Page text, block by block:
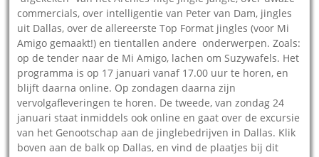
commercials, over intelligentie van Peter van Dam, jingles
uit Dallas, over de allereerste Top Format jingles (voor Mi
Amigo gemaakt!) en tientallen andere onderwerpen. Zoals:
op de tender naar de Mi Amigo, lachen om Suzywafels. Het
programma is op 17 januari vanaf 17.00 uur te horen, en
blijft daarna online. Op zondagen daarna zijn
vervolgafleveringen te horen. De tweede, van zondag 24
januari staat inmiddels ook online en gaat over de excursie
van het Genootschap aan de jinglebedrijven in Dallas. Klik
boven aan de balk op Dallas, en vind de plaatjes bij dit